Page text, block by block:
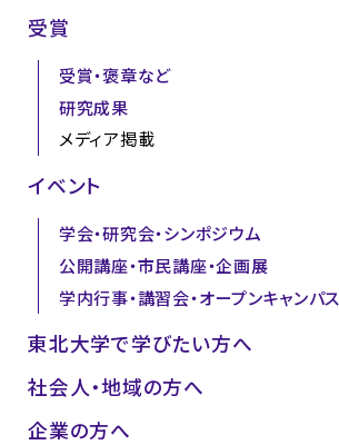
受賞
受賞・褒章など
研究成果
メディア掲載
イベント
学会・研究会・シンポジウム
公開講座・市民講座・企画展
学内行事・講習会・オープンキャンパス
東北大学で学びたい方へ
社会人・地域の方へ
企業の方へ